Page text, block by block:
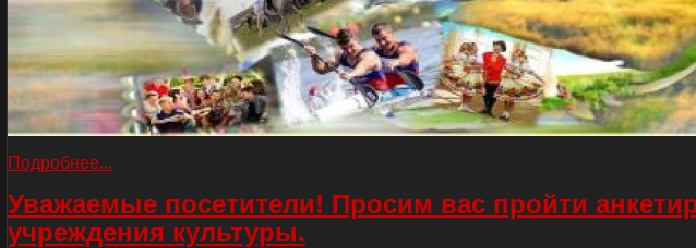
Подробнее...
Уважаемые посетители! Просим вас пройти
учреждения культуры.